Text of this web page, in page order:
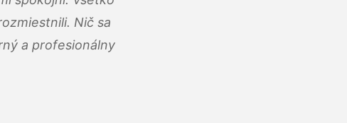
Nič sa
a profesionálny